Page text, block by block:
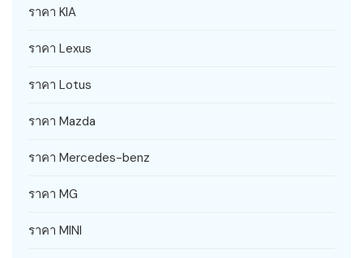
ราคา KIA
ราคา Lexus
ราคา Lotus
ราคา Mazda
ราคา Mercedes-benz
ราคา MG
ราคา MINI